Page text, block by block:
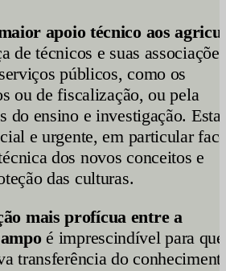
apoio técnico aos
de técnicos e suas
públicos, como os
ou de fiscalização, ou pela
do ensino e investigação. Esta
e urgente, em particular
dos novos conceitos e
das culturas.
mais profícua entre a
é imprescindível para que
transferência do